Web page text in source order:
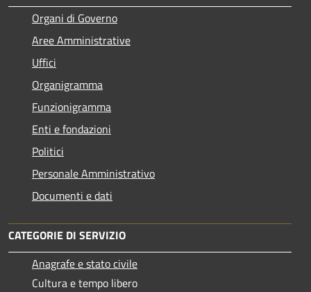
Organi di Governo
Aree Amministrative
Uffici
Organigramma
Funzionigramma
Enti e fondazioni
Politici
Personale Amministrativo
Documenti e dati
CATEGORIE DI SERVIZIO
Anagrafe e stato civile
Cultura e tempo libero